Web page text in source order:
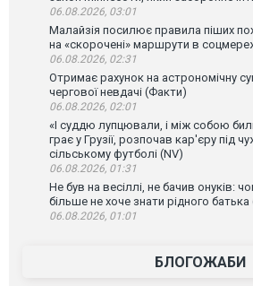
06.08.2026, 03:01
Малайзія посилює правила піших
на «скорочені» маршрути в
06.08.2026, 02:31
Отримає рахунок на астрономічну
чергової невдачі (Факти)
06.08.2026, 02:01
«І суддю лупцювали, і між собою
грає у Грузії, розпочав кар'єру під
сільському футболі (NV)
06.08.2026, 01:31
Не був на весіллі, не бачив онуків:
більше не хоче знати рідного
06.08.2026, 01:01
БЛОГОЖАБИ